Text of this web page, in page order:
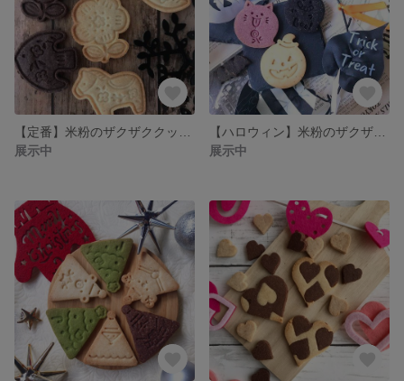
展示中
展示中